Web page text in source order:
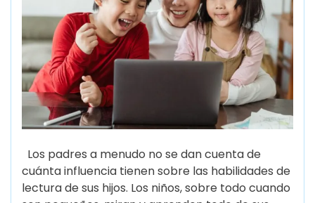
Los padres a menudo no se dan cuenta de
cuánta influencia tienen sobre las habilidades de
lectura de sus hijos. Los niños, sobre todo cuando